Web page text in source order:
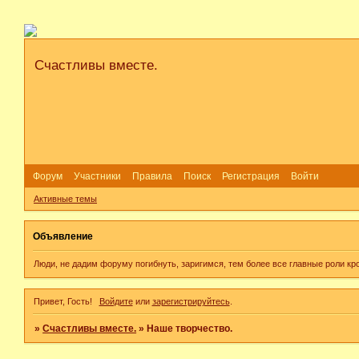
Счастливы вместе.
Форум Участники Правила Поиск Регистрация Войти
Активные темы
Объявление
Люди, не дадим форуму погибнуть, заригимся, тем более все главные роли
Привет, Гость! Войдитеили зарегистрируйтесь.
»Счастливы вместе. » Наше творчество.